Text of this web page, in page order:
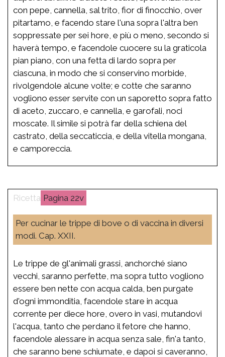
con pepe, cannella, sal trito, fior di finocchio, over
pitartamo, e facendo stare l'una sopra l'altra ben
soppressate per sei hore, e più o meno, secondo si
haverà tempo, e facendole cuocere su la graticola
pian piano, con una fetta di lardo sopra per
ciascuna, in modo che si conservino morbide,
rivolgendole alcune volte; e cotte che saranno
vogliono esser servite con un saporetto sopra fatto
di aceto, zuccaro, e cannella, e garofali, noci
moscate. Il simile si potrà far della schiena del
castrato, della seccaticcia, e della vitella mongana,
e camporeccia.
22v
Per cucinar le trippe di bove o di vaccina in diversi
modi. Cap. XXII.
Le trippe de gl'animali grassi, anchorché siano
vecchi, saranno perfette, ma sopra tutto vogliono
essere ben nette con acqua calda, ben purgate
d'ogni immonditia, facendole stare in acqua
corrente per diece hore, overo in vasi, mutandovi
l'acqua, tanto che perdano il fetore che hanno,
facendole alessare in acqua senza sale, fin'a tanto,
che saranno bene schiumate, e dapoi si caveranno,